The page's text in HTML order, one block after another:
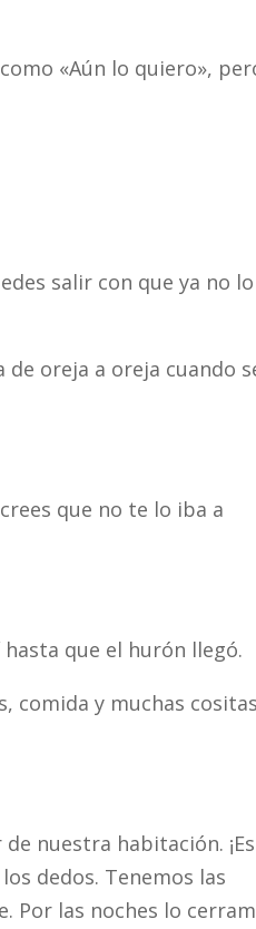
«Aún lo quiero»,
salir con que ya no lo
oreja a oreja cuando
que no te lo iba a
que el hurón llegó.
comida y muchas
nuestra habitación. ¡Es
dedos. Tenemos las
Por las noches lo